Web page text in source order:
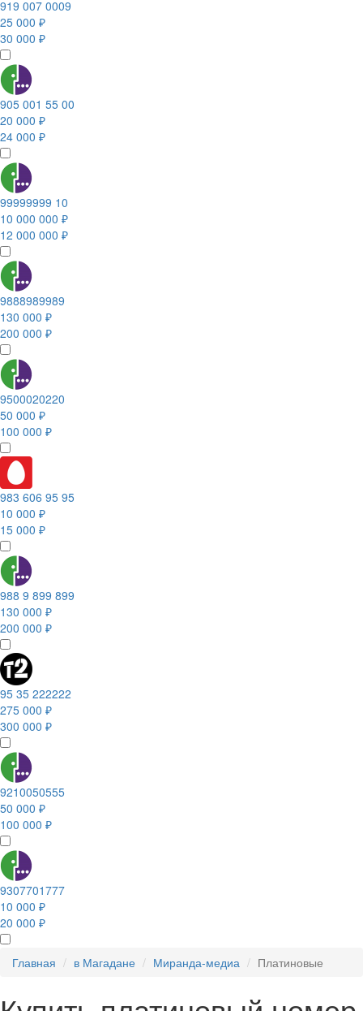
919 007 0009
25 000 ₽
30 000 ₽
905 001 55 00
20 000 ₽
24 000 ₽
99999999 10
10 000 000 ₽
12 000 000 ₽
9888989989
130 000 ₽
200 000 ₽
9500020220
50 000 ₽
100 000 ₽
983 606 95 95
10 000 ₽
15 000 ₽
988 9 899 899
130 000 ₽
200 000 ₽
95 35 222222
275 000 ₽
300 000 ₽
9210050555
50 000 ₽
100 000 ₽
9307701777
10 000 ₽
20 000 ₽
Главная в Магадане Миранда-медиа Платиновые